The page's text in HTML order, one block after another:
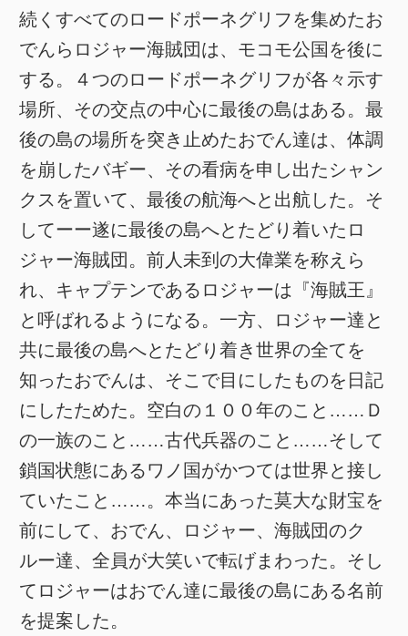
続くすべてのロードポーネグリフを集めたお
でんらロジャー海賊団は、モコモ公国を後に
する。４つのロードポーネグリフが各々示す
場所、その交点の中心に最後の島はある。最
後の島の場所を突き止めたおでん達は、体調
を崩したバギー、その看病を申し出たシャン
クスを置いて、最後の航海へと出航した。そ
してーー遂に最後の島へとたどり着いたロ
ジャー海賊団。前人未到の大偉業を称えら
れ、キャプテンであるロジャーは『海賊王』
と呼ばれるようになる。一方、ロジャー達と
共に最後の島へとたどり着き世界の全てを
知ったおでんは、そこで目にしたものを日記
にしたためた。空白の１００年のこと……Ｄ
の一族のこと……古代兵器のこと……そして
鎖国状態にあるワノ国がかつては世界と接し
ていたこと……。本当にあった莫大な財宝を
前にして、おでん、ロジャー、海賊団のク
ルー達、全員が大笑いで転げまわった。そし
てロジャーはおでん達に最後の島にある名前
を提案した。